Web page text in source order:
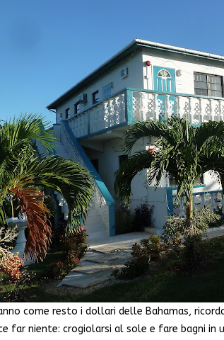
come resto i dollari delle Bahamas,
far niente: crogiolarsi al sole e fare bagni in